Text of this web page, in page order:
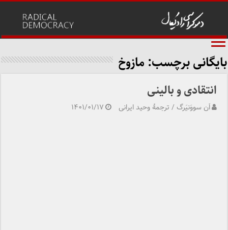
بایگانی برچسب: مازوخ
انتقادی و بالینی
اَن سووَنیَرگ / ترجمهٔ وحید ایرانی ۱۴۰۱/۰۱/۱۷